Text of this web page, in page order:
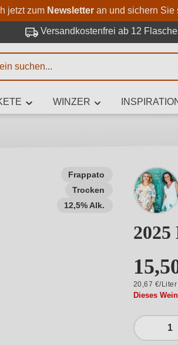
Zum
Zur Suche
Zur
jetzt zum Newsletteran und sichern Sie
Versandkostenfrei ab 12
WINZER
Frappato
Trocken
12,5% Alk.
20,67 €/
Dieses
1
eingeben
Sie, welchen Wein Sie suchen – ob nach
Rebsorte, Region, Winzer oder